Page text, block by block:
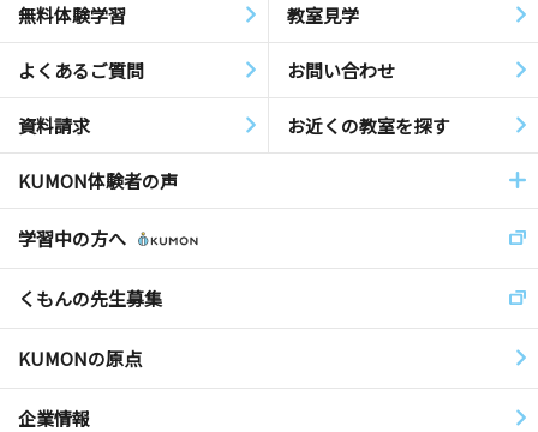
無料体験学習 教室見学
よくあるご質問 お問い合わせ
資料請求 お近くの教室を探す
KUMON体験者の声
学習中の方へ
くもんの先生募集
KUMONの原点
企業情報